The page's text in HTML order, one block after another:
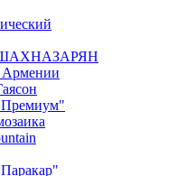
ШАХНАЗАРЯН